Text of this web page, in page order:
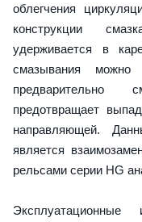
облегчения
конструкции
удерживается в
смазывания
предварительно
предотвращает
направляющей.
является
рельсами серии HG